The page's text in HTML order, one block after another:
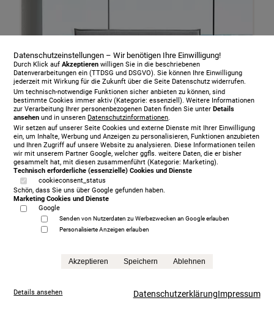
Treca Paris Oreiller, 200 x 200 cm, mit Matratze/n,
grey
statt13.865,00 €
Datenschutzeinstellungen – Wir benötigen Ihre Einwilligung!
Durch Klick aufAkzeptieren willigen Sie in die beschriebenen
Datenverarbeitungen ein (TTDSG und DSGVO). Sie können Ihre Einwilligung
jederzeit mit Wirkung für die Zukunft über die Seite Datenschutz widerrufen.
Um technisch-notwendige Funktionen sicher anbieten zu können, sind
bestimmte Cookies immer aktiv (Kategorie: essenziell). Weitere Informationen
zur Verarbeitung Ihrer personenbezogenen Daten finden Sie unterDetails
ansehen und in unserenDatenschutzinformationen.
Wir setzen auf unserer Seite Cookies und externe Dienste mit Ihrer Einwilligung
ein, um Inhalte, Werbung und Anzeigen zu personalisieren, Funktionen anzubieten
und Ihren Zugriff auf unsere Website zu analysieren. Diese Informationen teilen
wir mit unserem Partner Google, welcher ggfls. weitere Daten, die er bisher
gesammelt hat, mit diesen zusammenführt (Kategorie: Marketing).
Technisch erforderliche (essenzielle) Cookies und Dienste
cookieconsent_status
Schön, dass Sie uns über Google gefunden haben.
Marketing Cookies und Dienste
Google
Senden von Nutzerdaten zu Werbezwecken an Google erlauben
Personalisierte Anzeigen erlauben
Akzeptieren Speichern Ablehnen
Details ansehen DatenschutzerklärungImpressum